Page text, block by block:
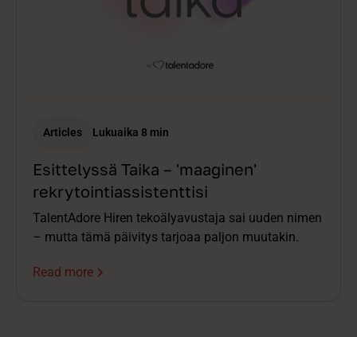
Articles Lukuaika 8 min
Esittelyssä Taika – 'maaginen'
rekrytointiassistenttisi
TalentAdore Hiren tekoälyavustaja sai uuden nimen
– mutta tämä päivitys tarjoaa paljon muutakin.
Read more